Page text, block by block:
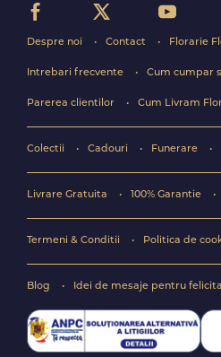
Despre noi Contact Florarie
Intrebari frecvente Cum cumpar
Parerea clientilor Cum Livram
Colectii Cadouri Funerare
Livrare Gratuita 100% Garantie
Termeni & Conditii Politica de
Blog Idei de mesaje pentru